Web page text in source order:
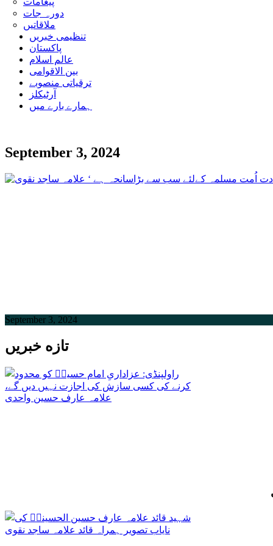
دورہ جات
ملاقاتیں
تنظیمی خبریں
پاکستان
عالم اسلام
بین الاقوامی
ترقیاتی منصوبے
آرٹیکلز
ہمارے بارے میں
September 3, 2024
September 3, 2024
تازه خبریں